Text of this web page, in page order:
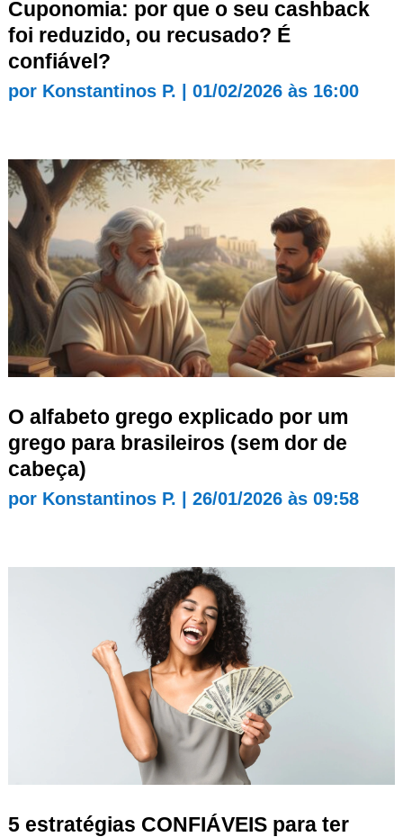
Cuponomia: por que o seu cashback
foi reduzido, ou recusado? É
confiável?
por Konstantinos P. 01/02/2026 às 16:00
O alfabeto grego explicado por um
grego para brasileiros (sem dor de
cabeça)
por Konstantinos P. 26/01/2026 às 09:58
5 estratégias CONFIÁVEIS para ter